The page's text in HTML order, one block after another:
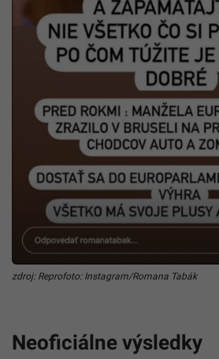
zdroj: Reprofoto: Instagram/Romana Tabák
Neoficiálne výsledky